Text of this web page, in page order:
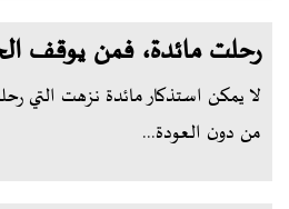
رحلت مائدة، فمن يوقف
لا يمكن استذكار مائدة نزهت التي
من دون العودة...